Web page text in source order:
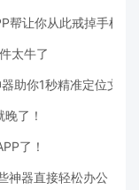
让你从此戒掉手机！
太牛了
助你1秒精准定位文件
了！
了！
神器直接轻松办公